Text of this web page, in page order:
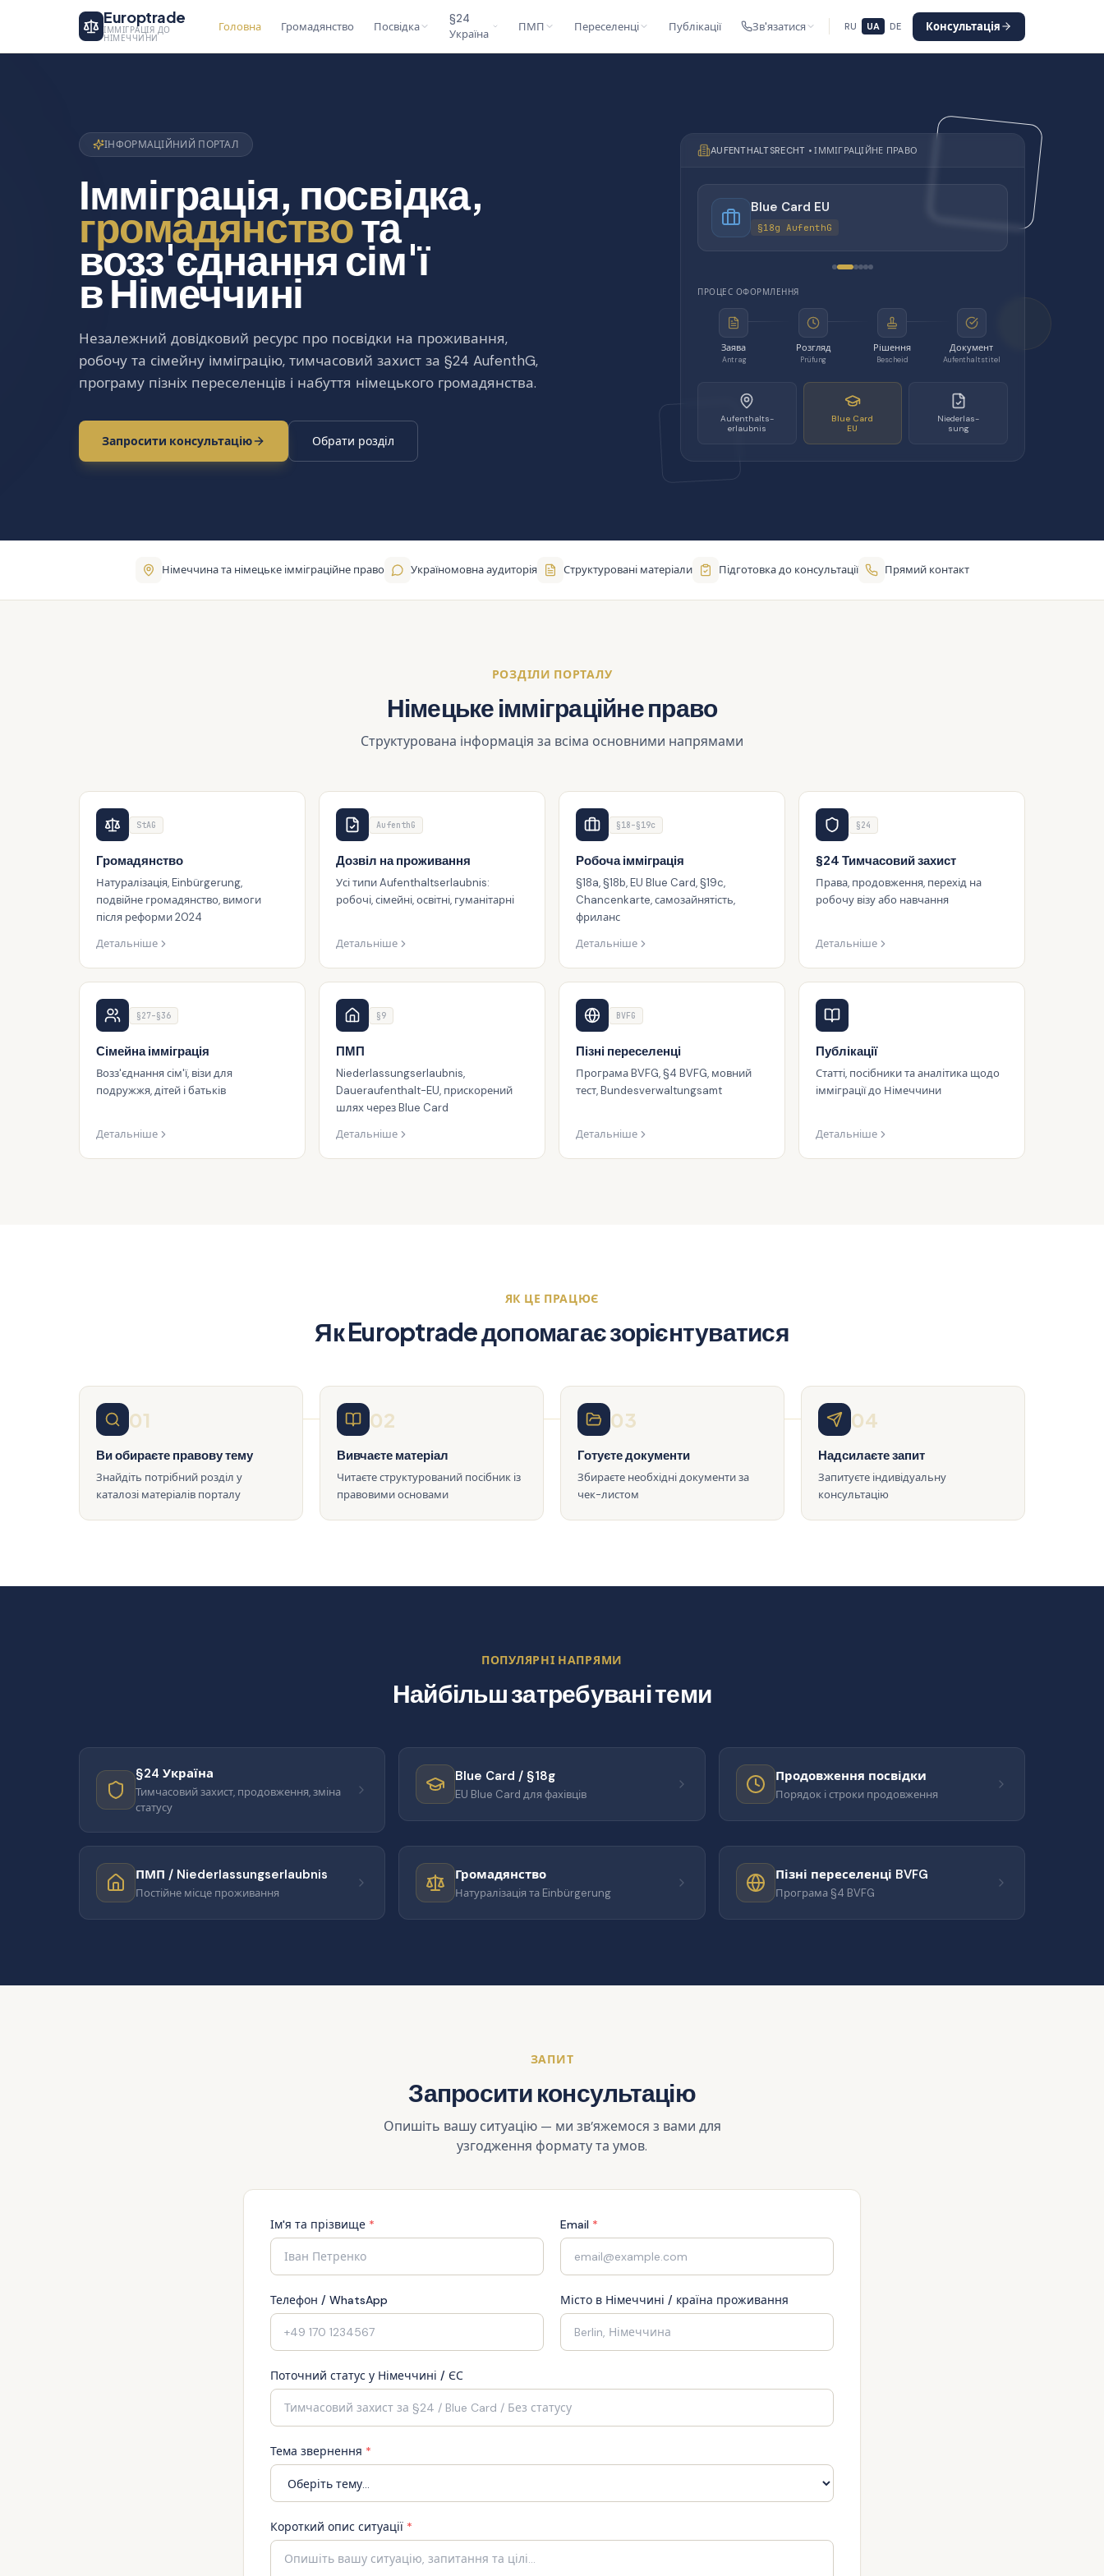
Europtrade
ІММІГРАЦІЯ ДО
НІМЕЧЧИНИ
Головна Громадянство Посвідка
§24
Україна
ПМП Переселенці Публікації Зв'язатися RU UA DE Консультація
ІНФОРМАЦІЙНИЙ ПОРТАЛ
Імміграція, посвідка,
громадянствота
возз'єднання сім'ї
в Німеччині
Незалежний довідковий ресурс про посвідки на проживання,
робочу та сімейну імміграцію, тимчасовий захист за §24 AufenthG,
програму пізніх переселенців і набуття німецького громадянства.
Запросити консультацію Обрати розділ
AUFENTHALTSRECHT • ІММІГРАЦІЙНЕ ПРАВО
Blue Card EU
§18g AufenthG
ПРОЦЕС ОФОРМЛЕННЯ
Заява
Antrag
Розгляд
Prüfung
Рішення
Bescheid
Документ
Aufenthaltstitel
Aufenthalts-
erlaubnis
Blue Card
EU
Niederlas-
sung
Німеччина та німецьке імміграційне право Україномовна аудиторія Структуровані матеріали Підготовка до консультації Прямий контакт
РОЗДІЛИ ПОРТАЛУ
Німецьке імміграційне право
Структурована інформація за всіма основними напрямами
StAG
Громадянство
Натуралізація, Einbürgerung,
подвійне громадянство, вимоги
після реформи 2024
Детальніше
AufenthG
Дозвіл на проживання
Усі типи Aufenthaltserlaubnis:
робочі, сімейні, освітні, гуманітарні
Детальніше
§18–§19c
Робоча імміграція
§18a, §18b, EU Blue Card, §19c,
Chancenkarte, самозайнятість,
фриланс
Детальніше
§24
§24 Тимчасовий захист
Права, продовження, перехід на
робочу візу або навчання
Детальніше
§27–§36
Сімейна імміграція
Возз'єднання сім'ї, візи для
подружжя, дітей і батьків
Детальніше
§9
ПМП
Niederlassungserlaubnis,
Daueraufenthalt-EU, прискорений
шлях через Blue Card
Детальніше
BVFG
Пізні переселенці
Програма BVFG, §4 BVFG, мовний
тест, Bundesverwaltungsamt
Детальніше
Публікації
Статті, посібники та аналітика щодо
імміграції до Німеччини
Детальніше
ЯК ЦЕ ПРАЦЮЄ
Як Europtrade допомагає зорієнтуватися
01
Ви обираєте правову тему
Знайдіть потрібний розділ у
каталозі матеріалів порталу
02
Вивчаєте матеріал
Читаєте структурований посібник із
правовими основами
03
Готуєте документи
Збираєте необхідні документи за
чек-листом
04
Надсилаєте запит
Запитуєте індивідуальну
консультацію
ПОПУЛЯРНІ НАПРЯМИ
Найбільш затребувані теми
§24 Україна
Тимчасовий захист, продовження, зміна
статусу
Blue Card / §18g
EU Blue Card для фахівців
Продовження посвідки
Порядок і строки продовження
ПМП / Niederlassungserlaubnis
Постійне місце проживання
Громадянство
Натуралізація та Einbürgerung
Пізні переселенці BVFG
Програма §4 BVFG
ЗАПИТ
Запросити консультацію
Опишіть вашу ситуацію — ми зв’яжемося з вами для
узгодження формату та умов.
Ім'я та прізвище * Email *
Телефон / WhatsApp Місто в Німеччині / країна проживання
Поточний статус у Німеччині / ЄС
Тема звернення *
Короткий опис ситуації *